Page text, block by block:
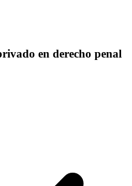
en derecho penal